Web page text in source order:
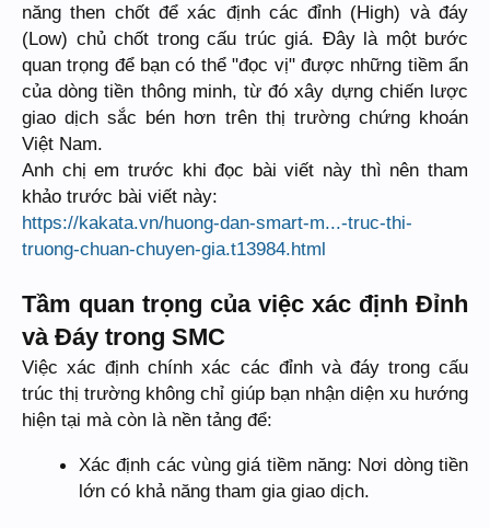
năng then chốt để xác định các đỉnh (High) và đáy
(Low) chủ chốt trong cấu trúc giá. Đây là một bước
quan trọng để bạn có thể "đọc vị" được những tiềm ẩn
của dòng tiền thông minh, từ đó xây dựng chiến lược
giao dịch sắc bén hơn trên thị trường chứng khoán
Việt Nam.
Anh chị em trước khi đọc bài viết này thì nên tham
khảo trước bài viết này:
https://kakata.vn/huong-dan-smart-m...-truc-thi-
truong-chuan-chuyen-gia.t13984.html
Tầm quan trọng của việc xác định Đỉnh
và Đáy trong SMC
Việc xác định chính xác các đỉnh và đáy trong cấu
trúc thị trường không chỉ giúp bạn nhận diện xu hướng
hiện tại mà còn là nền tảng để:
Xác định các vùng giá tiềm năng: Nơi dòng tiền
lớn có khả năng tham gia giao dịch.